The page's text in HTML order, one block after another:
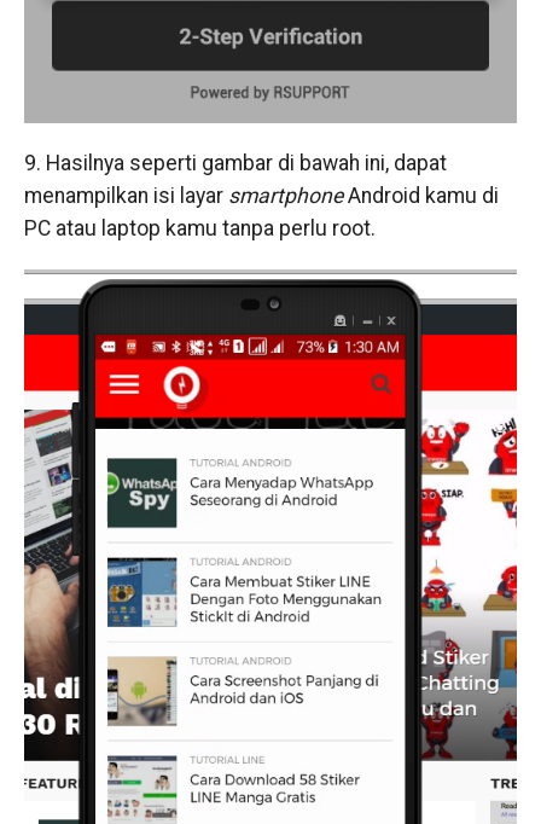
9. Hasilnya seperti gambar di bawah ini, dapat
menampilkan isi layar smartphoneAndroid kamu di
PC atau laptop kamu tanpa perlu root.